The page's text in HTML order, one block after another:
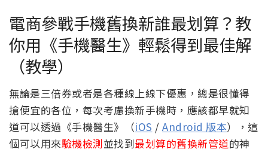
電商參戰手機舊換新誰最划算？教
你用《手機醫生》輕鬆得到最佳解
（教學）
無論是三倍券或者是各種線上線下優惠，總是很懂得
搶便宜的各位，每次考慮換新手機時，應該都早就知
道可以透過《手機醫生》（iOS / Android 版本），這
個可以用來驗機檢測並找到最划算的舊換新管道的神